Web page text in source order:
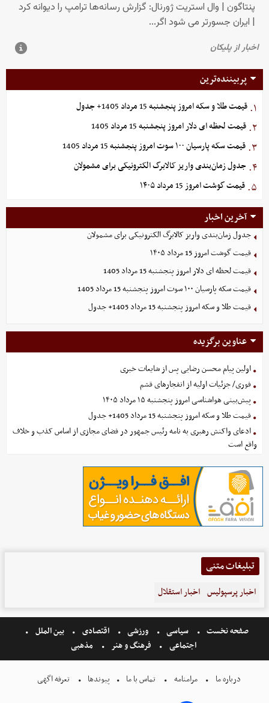
پربیننده‌ترین
۱. قیمت طلا و سکه امروز پنجشنبه 15 مرداد 1405+ جدول
۲. قیمت لحظه ای دلار امروز پنجشنبه 15 مرداد 1405
۳. قیمت سکه پارسیان ۱۰۰ سوت امروز پنجشنبه 15 مرداد 1405
۴. جدول زمان‌بندی واریز کالابرگ الکترونیکی برای مشمولان
۵. قیمت گوشت امروز 15 مرداد ۱۴۰۵
آخرین اخبار
جدول زمان‌بندی واریز کالابرگ الکترونیکی برای مشمولان
قیمت گوشت امروز 15 مرداد ۱۴۰۵
قیمت لحظه ای دلار امروز پنجشنبه 15 مرداد 1405
قیمت سکه پارسیان ۱۰۰ سوت امروز پنجشنبه 15 مرداد 1405
قیمت طلا و سکه امروز پنجشنبه 15 مرداد 1405+ جدول
عناوین برگزیده
اولین پیام محسن رضایی پس از شایعات خبری
فوری/ جزئیات اولیه از انفجارهای قشم
پیش‌بینی هواشناسی امروز پنجشنبه ۱۵ مرداد ۱۴۰۵
قیمت طلا و سکه امروز پنجشنبه 15 مرداد 1405+ جدول
ادعای واکنش رهبری به نامه رئیس جمهور در فضای مجازی از اساس کذب و خلاف
واقع است
تبلیغات متنی
اخبار پرسپولیس اخبار استقلال
صفحه نخست سیاسی ورزشی اقتصادی
بین الملل
اجتماعی
فرهنگ و هنر مذهبی
درباره ما مرامنامه تماس با ما پیوندها تعرفه اگهی